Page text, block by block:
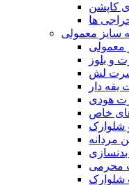
کاپشن
ها
سایز معمولی
معمولی
و بلوز
لش
دار
هودی
خاص
شلوارک
مردانه
محرمی
شلوارک